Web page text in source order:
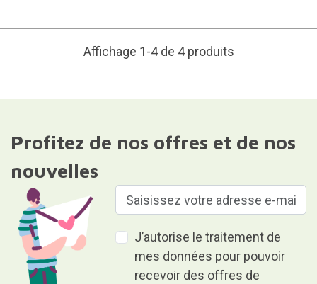
Affichage 1-4 de 4 produits
Profitez de nos offres et de nos
nouvelles
J’autorise le traitement de
mes données pour pouvoir
recevoir des offres de